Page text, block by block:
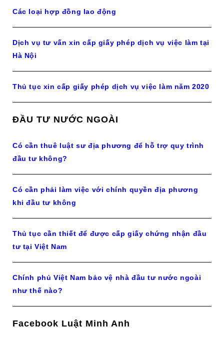
Các loại hợp đồng lao động
Dịch vụ tư vấn xin cấp giấy phép dịch vụ việc làm tại
Hà Nội
Thủ tục xin cấp giấy phép dịch vụ việc làm năm 2020
ĐẦU TƯ NƯỚC NGOÀI
Có cần thuê luật sư địa phương để hỗ trợ quy trình
đầu tư không?
Có cần phải làm việc với chính quyền địa phương
khi đầu tư không
Thủ tục cần thiết để được cấp giấy chứng nhận đầu
tư tại Việt Nam
Chính phủ Việt Nam bảo vệ nhà đầu tư nước ngoài
như thế nào?
Facebook Luật Minh Anh